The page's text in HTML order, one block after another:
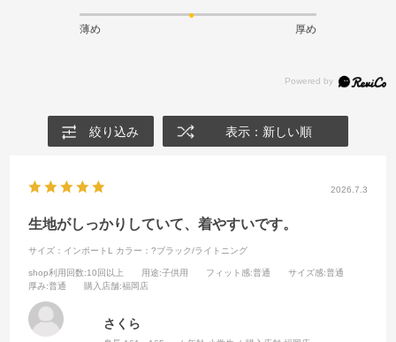
薄め 厚め
絞り込み 表示：新しい順
2026.7.3
生地がしっかりしていて、着やすいです。
サイズ：インポートL カラー：?ブラック/ライトニング
shop利用回数:10回以上 用途:子供用 フィット感:普通 サイズ感:普通
厚み:普通 購入店舗:福岡店
さくら